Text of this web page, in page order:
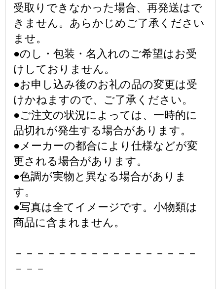
受取りできなかった場合、再発送はで
きません。あらかじめご了承ください
ませ。
●のし・包装・名入れのご希望はお受
けしておりません。
●お申し込み後のお礼の品の変更は受
けかねますので、ご了承ください。
●ご注文の状況によっては、一時的に
品切れが発生する場合があります。
●メーカーの都合により仕様などが変
更される場合があります。
●色調が実物と異なる場合がありま
す。
●写真は全てイメージです。小物類は
商品に含まれません。
－－－－－－－－－－－－－－－－－
－－－